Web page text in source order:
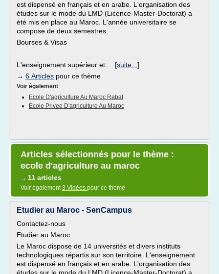
est dispensé en français et en arabe. L'organisation des
études sur le mode du LMD (Licence-Master-Doctorat) a
été mis en place au Maroc. L'année universitaire se
compose de deux semestres.
Bourses & Visas
L'enseignement supérieur et... [suite...]
→ 6 Articles pour ce thème
Voir également :
Ecole D'agriculture Au Maroc Rabat
Ecole Privee D'agriculture Au Maroc
Articles sélectionnés pour le thème :
ecole d'agriculture au maroc
→ 11 articles
Voir également3 Vidéos pour ce thème
Etudier au Maroc - SenCampus
Contactez-nous
Etudier au Maroc
Le Maroc dispose de 14 universités et divers instituts
technologiques répartis sur son territoire. L'enseignement
est dispensé en français et en arabe. L'organisation des